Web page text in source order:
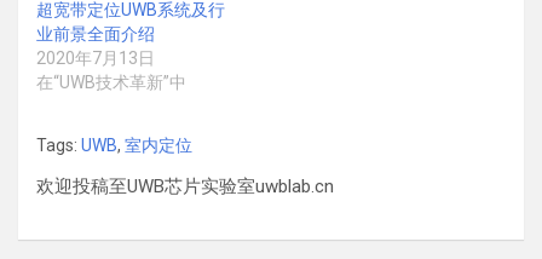
超宽带定位UWB系统及行
业前景全面介绍
2020年7月13日
在“UWB技术革新”中
Tags: UWB, 室内定位
欢迎投稿至UWB芯片实验室uwblab.cn